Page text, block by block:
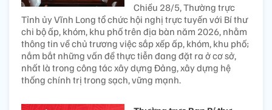
Chiều 28/5, Thường trực
Tỉnh ủy Vĩnh Long tổ chức hội nghị trực tuyến với Bí thư
chi bộ ấp, khóm, khu phố trên địa bàn năm 2026, nhằm
thông tin về chủ trương việc sắp xếp ấp, khóm, khu phố;
nắm bắt những vấn đề thực tiễn đang đặt ra ở cơ sở,
nhất là trong công tác xây dựng Đảng, xây dựng hệ
thống chính trị trong sạch, vững mạnh.